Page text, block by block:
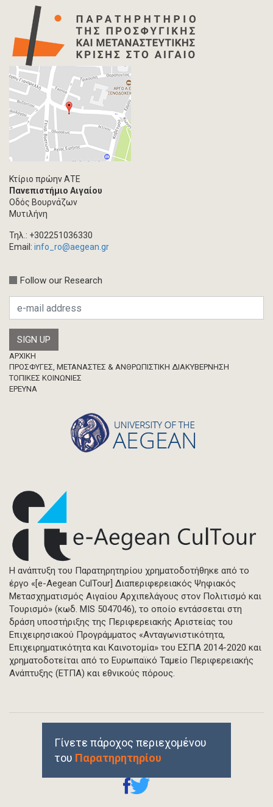
Κτίριο πρώην ΑΤΕ
Πανεπιστήμιο Αιγαίου
Οδός Βουρνάζων
Μυτιλήνη
Τηλ.: +302251036330
Email: info_ro@aegean.gr
Follow our Research
Footer
ΑΡΧΙΚΗ
ΠΡΟΣΦΥΓΕΣ, ΜΕΤΑΝΑΣΤΕΣ & ΑΝΘΡΩΠΙΣΤΙΚΗ ΔΙΑΚΥΒΕΡΝΗΣΗ
ΤΟΠΙΚΕΣ ΚΟΙΝΩΝΙΕΣ
ΈΡΕΥΝΑ
Η ανάπτυξη του Παρατηρητηρίου χρηματοδοτήθηκε από το
έργο «[e-Aegean CulTour] Διαπεριφερειακός Ψηφιακός
Μετασχηματισμός Αιγαίου Αρχιπελάγους στον Πολιτισμό και
Τουρισμό» (κωδ. MIS 5047046), το οποίο εντάσσεται στη
δράση υποστήριξης της Περιφερειακής Αριστείας του
Επιχειρησιακού Προγράμματος «Ανταγωνιστικότητα,
Επιχειρηματικότητα και Καινοτομία» του ΕΣΠΑ 2014-2020 και
χρηματοδοτείται από το Ευρωπαϊκό Ταμείο Περιφερειακής
Ανάπτυξης (ΕΤΠΑ) και εθνικούς πόρους.
Γίνετε πάροχος περιεχομένου
του Παρατηρητηρίου